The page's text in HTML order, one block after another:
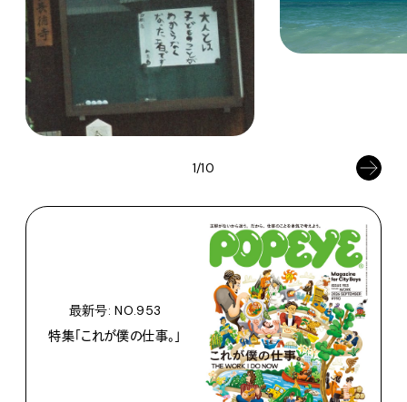
1/10
最新号: NO.953
特集「これが僕の仕事。」